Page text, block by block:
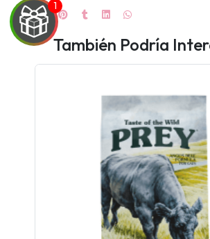
También Podría